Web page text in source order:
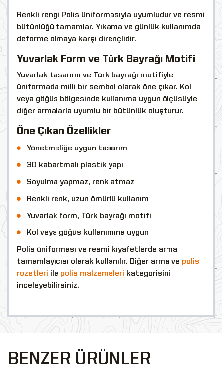
Renkli rengi Polis üniformasıyla uyumludur ve resmi
bütünlüğü tamamlar. Yıkama ve günlük kullanımda
deforme olmaya karşı dirençlidir.
Yuvarlak Form ve Türk Bayrağı Motifi
Yuvarlak tasarımı ve Türk bayrağı motifiyle
üniformada milli bir sembol olarak öne çıkar. Kol
veya göğüs bölgesinde kullanıma uygun ölçüsüyle
diğer armalarla uyumlu bir bütünlük oluşturur.
Öne Çıkan Özellikler
Yönetmeliğe uygun tasarım
3D kabartmalı plastik yapı
Soyulma yapmaz, renk atmaz
Renkli renk, uzun ömürlü kullanım
Yuvarlak form, Türk bayrağı motifi
Kol veya göğüs kullanımına uygun
Polis üniforması ve resmi kıyafetlerde arma
tamamlayıcısı olarak kullanılır. Diğer arma ve polis
rozetleri ile polis malzemeleri kategorisini
inceleyebilirsiniz.
BENZER ÜRÜNLER